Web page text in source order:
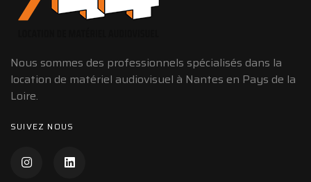
Nous sommes des professionnels spécialisés dans la
location de matériel audiovisuel à Nantes en Pays de la
Loire.
SUIVEZ NOUS